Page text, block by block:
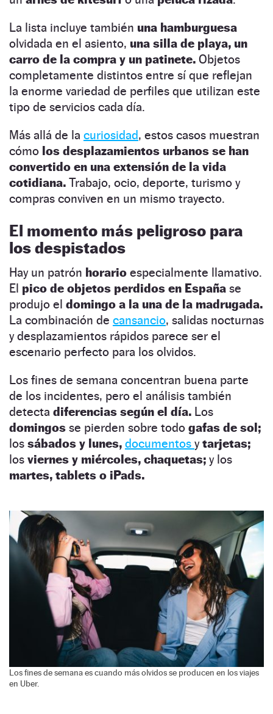
La lista incluye también una hamburguesa
olvidada en el asiento, una silla de playa, un
carro de la compra y un patinete. Objetos
completamente distintos entre sí que reflejan
la enorme variedad de perfiles que utilizan este
tipo de servicios cada día.
Más allá de la curiosidad, estos casos muestran
cómo los desplazamientos urbanos se han
convertido en una extensión de la vida
cotidiana. Trabajo, ocio, deporte, turismo y
compras conviven en un mismo trayecto.
El momento más peligroso para
los despistados
Hay un patrón horario especialmente llamativo.
El pico de objetos perdidos en España se
produjo el domingo a la una de la madrugada.
La combinación de cansancio, salidas nocturnas
y desplazamientos rápidos parece ser el
escenario perfecto para los olvidos.
Los fines de semana concentran buena parte
de los incidentes, pero el análisis también
detecta diferencias según el día. Los
domingos se pierden sobre todo gafas de sol;
los sábados y lunes, documentos ytarjetas;
los viernes y miércoles, chaquetas; y los
martes, tablets o iPads.
Los fines de semana es cuando más olvidos se producen en los viajes
en Uber.